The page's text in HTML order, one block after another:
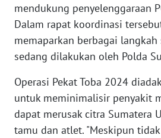
mendukung penyelenggaraan
Dalam rapat koordinasi
memaparkan berbagai
sedang dilakukan oleh Polda
Operasi Pekat Toba 2024
untuk meminimalisir penyakit
dapat merusak citra Sumatera
tamu dan atlet. "Meskipun
SULTRA
WN
WN
SULTENG